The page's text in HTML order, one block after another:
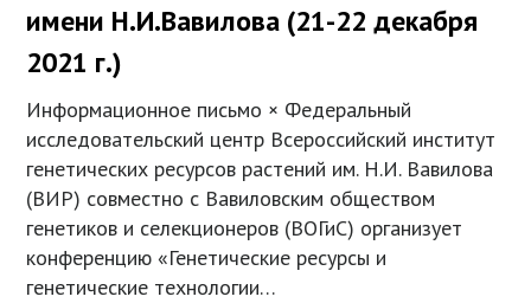
имени Н.И.Вавилова (21-22 декабря
2021 г.)
Информационное письмо × Федеральный
исследовательский центр Всероссийский институт
генетических ресурсов растений им. Н.И. Вавилова
(ВИР) совместно c Вавиловским обществом
генетиков и селекционеров (ВОГиС) организует
конференцию «Генетические ресурсы и
генетические технологии…